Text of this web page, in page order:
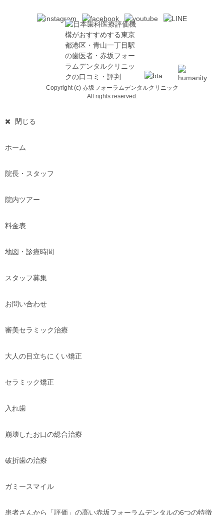
Copyright (c) 赤坂フォーラムデンタルクリニック
All rights reserved.
閉じる
ホーム
院長・スタッフ
院内ツアー
料金表
地図・診療時間
スタッフ募集
お問い合わせ
審美セラミック治療
大人の目立ちにくい矯正
セラミック矯正
入れ歯
崩壊したお口の総合治療
破折歯の治療
ガミースマイル
患者さんから「評価」の高い赤坂フォーラムデンタルの6つの特徴